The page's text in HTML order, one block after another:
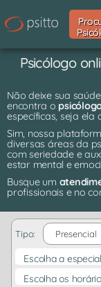
Psicólogo
Não deixe sua
encontra o
específicas, seja ela
Sim, nossa
diversas áreas da
com seriedade e
estar mental e
Busque um
profissionais e no
Tipo: Presencial
Escolha a
Escolha os